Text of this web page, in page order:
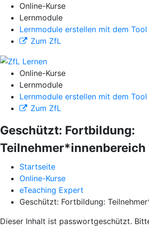
Online-Kurse
Lernmodule
Lernmodule erstellen mit dem Tool
Zum ZfL
Online-Kurse
Lernmodule
Lernmodule erstellen mit dem Tool
Zum ZfL
Geschützt: Fortbildung:
Teilnehmer*innenbereich
Startseite
Online-Kurse
eTeaching Expert
Geschützt: Fortbildung:
Dieser Inhalt ist passwortgeschützt.